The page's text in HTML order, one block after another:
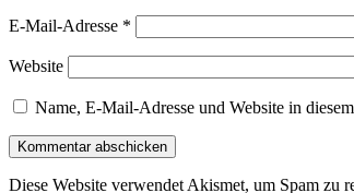
E-Mail-Adresse *
Website
Name, E-Mail-Adresse und Website in
Diese Website verwendet Akismet, um Spam zu